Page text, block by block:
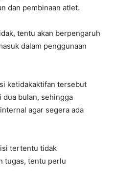
dan pembinaan atlet.
tentu akan berpengaruh
dalam penggunaan
ketidakaktifan tersebut
bulan, sehingga
agar segera ada
tertentu tidak
tugas, tentu perlu